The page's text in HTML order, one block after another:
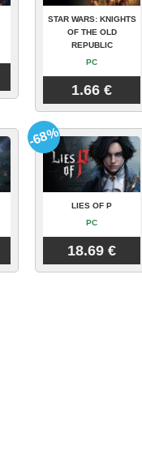
STAR WARS: KNIGHTS
OF THE OLD
REPUBLIC
PC
1.66 €
LIES OF P
PC
18.69 €
-68%